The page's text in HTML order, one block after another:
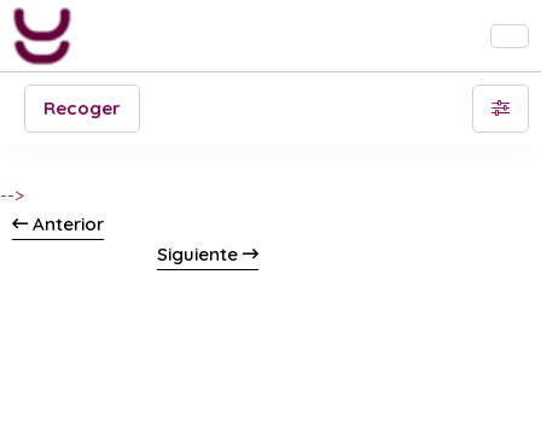
Recoger
-->
Anterior
Siguiente